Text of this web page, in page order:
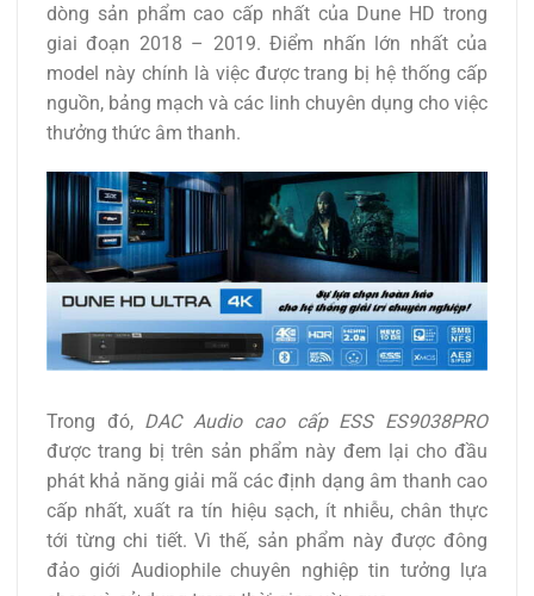
dòng sản phẩm cao cấp nhất của Dune HD trong
giai đoạn 2018 – 2019. Điểm nhấn lớn nhất của
model này chính là việc được trang bị hệ thống cấp
nguồn, bảng mạch và các linh chuyên dụng cho việc
thưởng thức âm thanh.
Trong đó, DAC Audio cao cấp ESS ES9038PRO
được trang bị trên sản phẩm này đem lại cho đầu
phát khả năng giải mã các định dạng âm thanh cao
cấp nhất, xuất ra tín hiệu sạch, ít nhiễu, chân thực
tới từng chi tiết. Vì thế, sản phẩm này được đông
đảo giới Audiophile chuyên nghiệp tin tưởng lựa